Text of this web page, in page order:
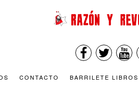
CONTACTO BARRILETE LIBROS